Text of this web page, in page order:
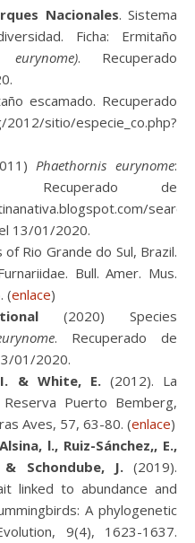
Nacionales. Sistema
Ficha: Ermitaño
eurynome). Recuperado
escamado. Recuperado
sitio/especie_co.php?
Phaethornis eurynome:
Recuperado de
search?
13/01/2020.
Rio Grande do Sul, Brazil.
Bull. Amer. Mus.
(enlace)
(2020) Species
. Recuperado de
01/2020.
& White, E.(2012). La
Puerto Bemberg,
Aves, 57, 63-80. (enlace)
l., Ruiz-Sánchez,, E.,
& Schondube, J.(2019).
linked to abundance and
A phylogenetic
9(4), 1623-1637.